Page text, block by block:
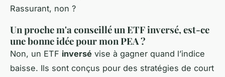
Rassurant, non ?
Un proche m'a conseillé un ETF inversé, est-ce
une bonne idée pour mon PEA ?
Non, un ETF inversé vise à gagner quand l’indice
baisse. Ils sont conçus pour des stratégies de court